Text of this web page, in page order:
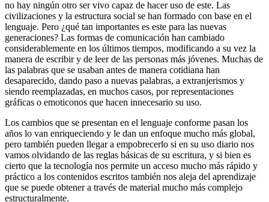
no hay ningún otro ser vivo capaz de hacer uso de este. Las
civilizaciones y la estructura social se han formado con base en el
lenguaje. Pero ¿qué tan importantes es este para las nuevas
generaciones? Las formas de comunicación han cambiado
considerablemente en los últimos tiempos, modificando a su vez la
manera de escribir y de leer de las personas más jóvenes. Muchas de
las palabras que se usaban antes de manera cotidiana han
desaparecido, dando paso a nuevas palabras, a extranjerismos y
siendo reemplazadas, en muchos casos, por representaciones
gráficas o emoticonos que hacen innecesario su uso.
Los cambios que se presentan en el lenguaje conforme pasan los
años lo van enriqueciendo y le dan un enfoque mucho más global,
pero también pueden llegar a empobrecerlo si en su uso diario nos
vamos olvidando de las reglas básicas de su escritura, y si bien es
cierto que la tecnología nos permite un acceso mucho más rápido y
práctico a los contenidos escritos también nos aleja del aprendizaje
que se puede obtener a través de material mucho más complejo
estructuralmente.